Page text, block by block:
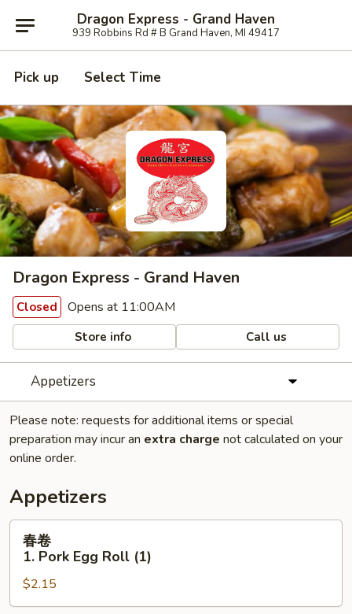
Dragon Express - Grand Haven
939 Robbins Rd # B Grand Haven, MI 49417
Pick up Select Time
Dragon Express - Grand Haven
Closed Opens at 11:00AM
Store info Call us
Appetizers
Please note: requests for additional items or special
preparation may incur an extra charge not calculated on your
online order.
Appetizers
Pork
Egg
春卷
1. Pork Egg Roll (1)
$2.15